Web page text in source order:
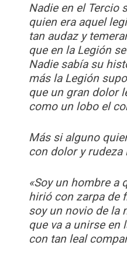
Nadie en el Tercio
quien era aquel
tan audaz y
que en la Legión
Nadie sabía su
más la Legión
que un gran dolor
como un lobo el
Más si alguno
con dolor y rudeza
«Soy un hombre a
hirió con zarpa de
soy un novio de la
que va a unirse en
con tan leal